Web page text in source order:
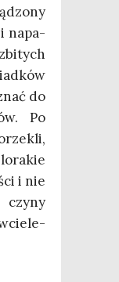
napa­
do
Po
i nie